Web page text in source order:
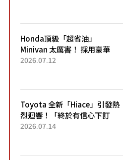
Honda頂級「超省油」
Minivan 太厲害！ 採用豪華
「真皮座椅」與專屬「黑色內
「三...
2026.07.12
Toyota 全新「Hiace」引發熱
烈迴響！「終於有信心下訂
了！」「哪個等級交車最
2026.07.14